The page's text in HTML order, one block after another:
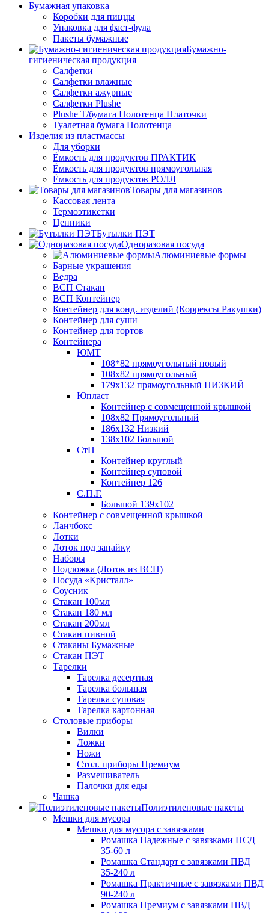
Бумажная упаковка
Коробки для пиццы
Упаковка для фаст-фуда
Пакеты бумажные
Бумажно-
гигиеническая продукция
Салфетки
Салфетки влажные
Салфетки ажурные
Салфетки Plushe
Plushe Т/бумага Полотенца Платочки
Туалетная бумага Полотенца
Изделия из пластмассы
Для уборки
Ёмкость для продуктов ПРАКТИК
Ёмкость для продуктов прямоугольная
Ёмкость для продуктов РОЛЛ
Товары для магазинов
Кассовая лента
Термоэтикетки
Ценники
Бутылки ПЭТ
Одноразовая посуда
Алюминиевые формы
Барные украшения
Ведра
ВСП Стакан
ВСП Контейнер
Контейнер для конд. изделий (Коррексы Ракушки)
Контейнер для суши
Контейнер для тортов
Контейнера
ЮМТ
108*82 прямоугольный новый
108х82 прямоугольный
179х132 прямоугольный НИЗКИЙ
Юпласт
Контейнер с совмещенной крышкой
108х82 Прямоугольный
186х132 Низкий
138х102 Большой
СтП
Контейнер круглый
Контейнер суповой
Контейнер 126
С.П.Г.
Большой 139х102
Контейнер с совмещенной крышкой
Ланчбокс
Лотки
Лоток под запайку
Наборы
Подложка (Лоток из ВСП)
Посуда «Кристалл»
Соусник
Стакан 100мл
Стакан 180 мл
Стакан 200мл
Стакан пивной
Стаканы Бумажные
Стакан ПЭТ
Тарелки
Тарелка десертная
Тарелка большая
Тарелка суповая
Тарелка картонная
Столовые приборы
Вилки
Ложки
Ножи
Стол. приборы Премиум
Размешиватель
Палочки для еды
Чашка
Полиэтиленовые пакеты
Мешки для мусора
Мешки для мусора с завязками
Ромашка Надежные с завязками ПСД
35-60 л
Ромашка Стандарт с завязками ПВД
35-240 л
Ромашка Практичные с завязками ПВД
90-240 л
Ромашка Премиум с завязками ПВД